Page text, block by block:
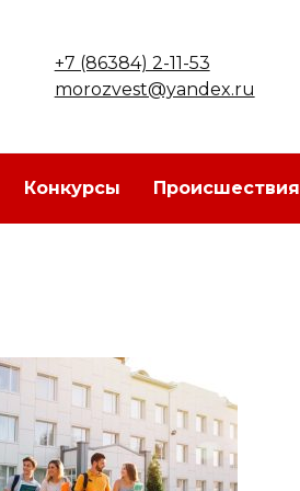
+7 (86384) 2-11-53
morozvest@yandex.ru
Конкурсы Происшествия